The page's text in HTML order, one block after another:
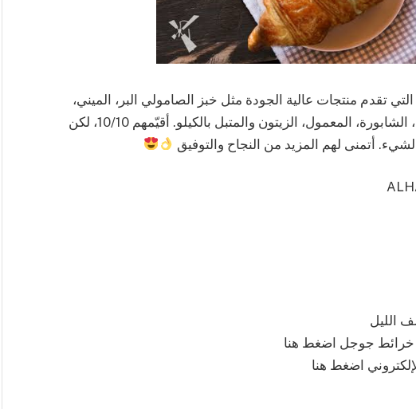
تقدم منتجات عالية الجودة مثل خبز الصامولي البر، الميني،
همبرجر البطاطس، خبز التوست بأنواعه، الشابورة، المعمول، الزيتون والمتبل بالكيلو. أقيّمهم 10/10، لكن
أتمنى لهم المزيد من النجاح والتوفيق
خرائط جوجل اضغط هنا
اضغط هنا